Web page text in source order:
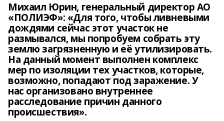
Михаил Юрин, генеральный директор АО
«ПОЛИЭФ»: «Для того, чтобы ливневыми
дождями сейчас этот участок не
размывался, мы попробуем собрать эту
землю загрязненную и её утилизировать.
На данный момент выполнен комплекс
мер по изоляции тех участков, которые,
возможно, попадают под заражение. У
нас организовано внутреннее
расследование причин данного
происшествия».